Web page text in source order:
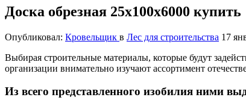
Доска обрезная 25х100х6000 купить
Опубликовал: Кровельщик в Лес для строительства 17
Выбирая строительные материалы, которые будут
организации внимательно изучают ассортимент
Из всего представленного изобилия ними